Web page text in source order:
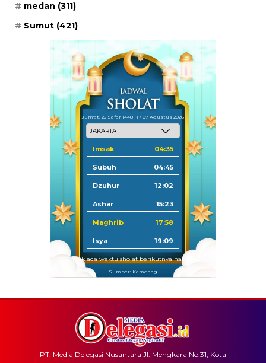
medan (311)
Sumut (421)
Jum'at, 22 Safar 1448 H / 07 Agustus 2026
Imsak 04:35
Subuh 04:45
Dzuhur 12:02
Ashar 15:23
Maghrib 17:58
Isya 19:09
Tidak ada waktu sholat berikutnya hari ini.
Sumber: Kemenag
PT. Media Delegasi Nusantara Jl. Mengkara No.31, Kota